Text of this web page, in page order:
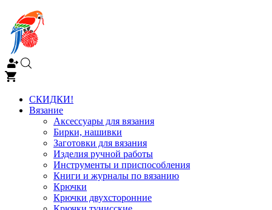
СКИДКИ!
Вязание
Аксессуары для вязания
Бирки, нашивки
Заготовки для вязания
Изделия ручной работы
Инструменты и приспособления
Книги и журналы по вязанию
Крючки
Крючки двухсторонние